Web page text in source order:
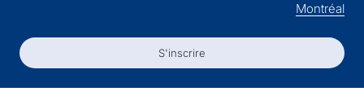
Montréal
S'inscrire
S'inscrire